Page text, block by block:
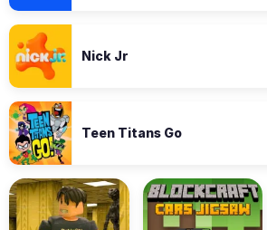
Nick Jr
Teen Titans Go